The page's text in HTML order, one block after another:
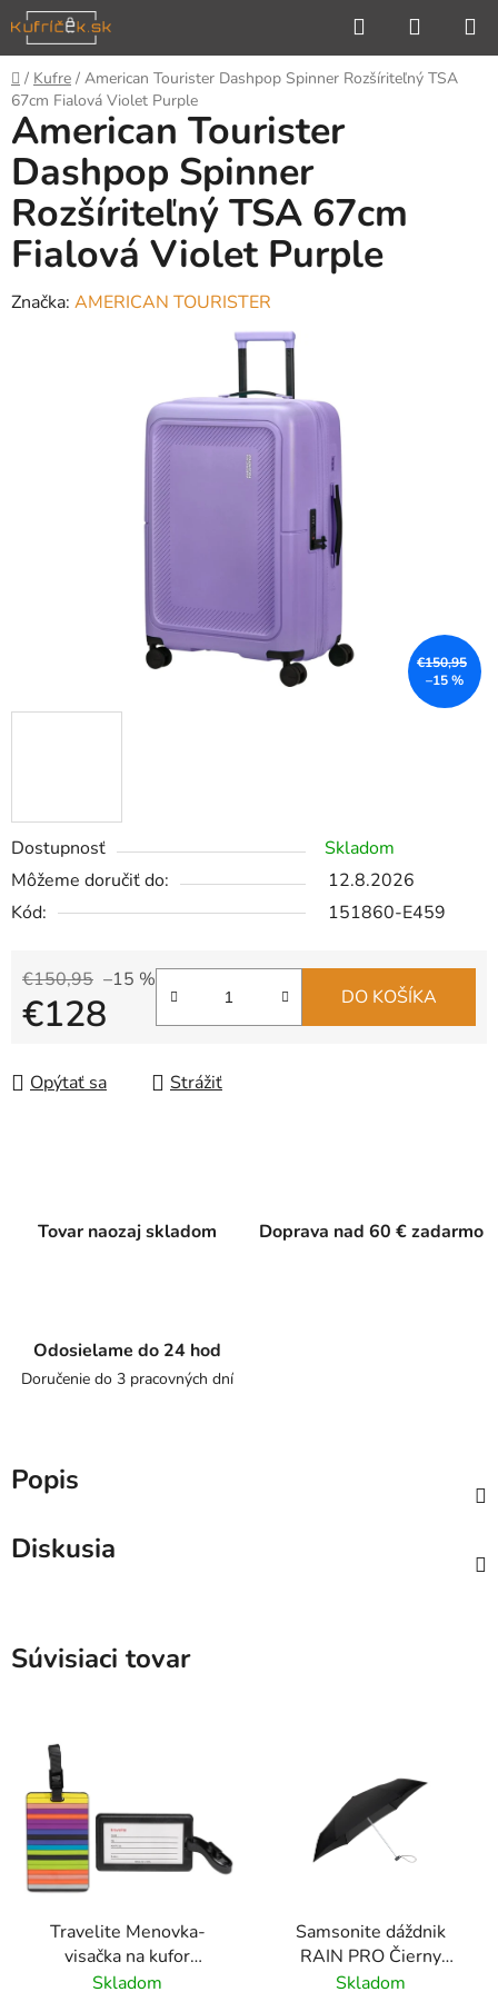
Prejsť
na
obsah
Hľadať
KOŠÍK
Domov
/ Kufre / American Tourister Dashpop Spinner Rozšíriteľný TSA
67cm Fialová Violet Purple
Dostupnosť
Skladom
Môžeme doručiť do:
12.8.2026
Kód:
151860-E459
€150,95 –15 %
€128 DO KOŠÍKA
Opýtať sa Strážiť
American Tourister
Dashpop Spinner
Rozšíriteľný TSA 67cm
Fialová Violet Purple
Značka: AMERICAN TOURISTER
€150,95
–15 %
Tovar naozaj skladom Doprava nad 60 € zadarmo
Odosielame do 24 hod
Doručenie do 3 pracovných dní
Popis
Diskusia
Súvisiaci tovar
Travelite Menovka-
visačka na kufor
Multicolor Stripes
Skladom
Samsonite dáždnik
RAIN PRO Čierny
skladací manuálny
Skladom